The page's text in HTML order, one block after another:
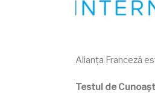
Alianța Franceză
Testul de